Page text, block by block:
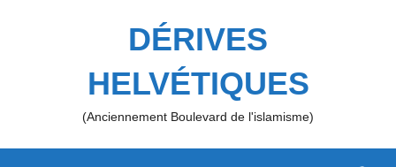
DÉRIVES
HELVÉTIQUES
(Anciennement Boulevard de l'islamisme)